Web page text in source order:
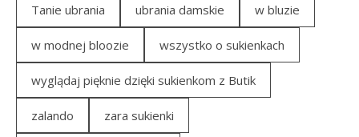
Tanie ubrania ubrania damskie w bluzie
w modnej bloozie wszystko o sukienkach
wyglądaj pięknie dzięki sukienkom z Butik
zalando zara sukienki